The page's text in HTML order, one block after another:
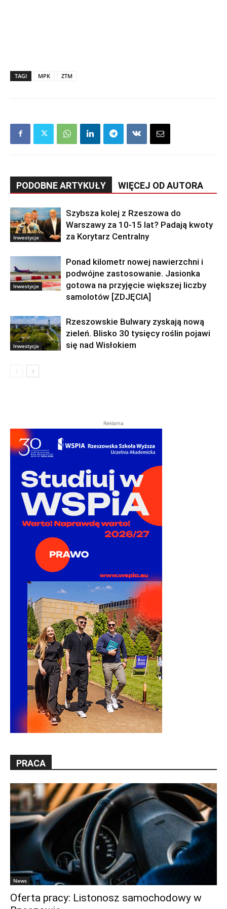
TAGI MPK ZTM
PODOBNE ARTYKUŁY WIĘCEJ OD AUTORA
Inwestycje
Szybsza kolej z Rzeszowa do
Warszawy za 10-15 lat? Padają kwoty
za Korytarz Centralny
Inwestycje
Ponad kilometr nowej nawierzchni i
podwójne zastosowanie. Jasionka
gotowa na przyjęcie większej liczby
samolotów [ZDJĘCIA]
Inwestycje
Rzeszowskie Bulwary zyskają nową
zieleń. Blisko 30 tysięcy roślin pojawi
się nad Wisłokiem
Reklama
PRACA
News
Oferta pracy: Listonosz samochodowy w